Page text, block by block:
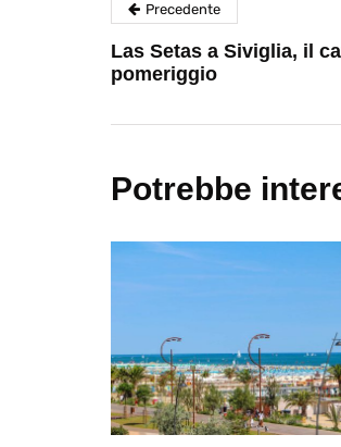
Precedente
Las Setas a Siviglia, il
pomeriggio
Potrebbe